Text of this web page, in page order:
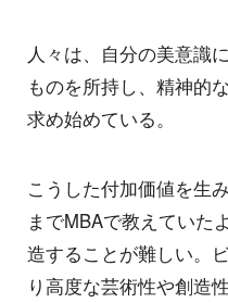
人々は、自分の美意識
ものを所持し、精神的
求め始めている。
こうした付加価値を生
までMBAで教えていた
造することが難しい。
り高度な芸術性や創造